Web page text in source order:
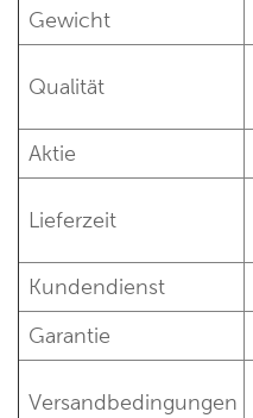
Gewicht
Qualität
Aktie
Lieferzeit
Kundendienst
Garantie
Versandbedingungen